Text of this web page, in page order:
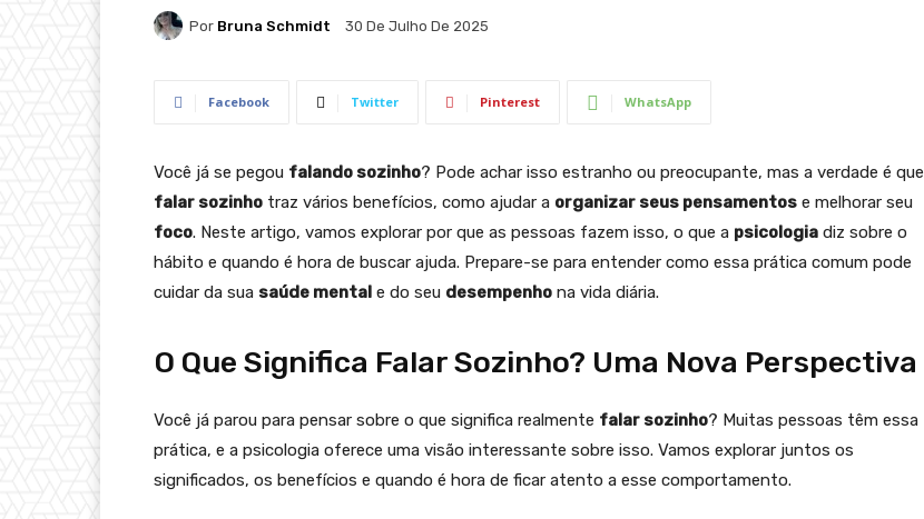
Por Bruna Schmidt 30 De Julho De 2025
Facebook Twitter Pinterest WhatsApp
Você já se pegou falando sozinho? Pode achar isso estranho ou preocupante, mas a verdade é que
falar sozinho traz vários benefícios, como ajudar a organizar seus pensamentos e melhorar seu
foco. Neste artigo, vamos explorar por que as pessoas fazem isso, o que a psicologia diz sobre o
hábito e quando é hora de buscar ajuda. Prepare-se para entender como essa prática comum pode
cuidar da sua saúde mental e do seu desempenho na vida diária.
O Que Significa Falar Sozinho? Uma Nova Perspectiva
Você já parou para pensar sobre o que significa realmente falar sozinho? Muitas pessoas têm essa
prática, e a psicologia oferece uma visão interessante sobre isso. Vamos explorar juntos os
significados, os benefícios e quando é hora de ficar atento a esse comportamento.